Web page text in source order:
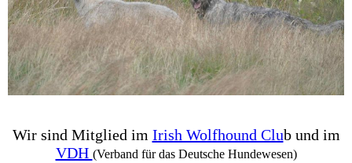
Wir sind Mitglied im Irish Wolfhound Club und im
VDH (Verband für das Deutsche Hundewesen)